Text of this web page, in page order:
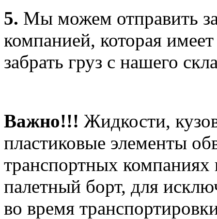
5. Мы можем отправить
компанией, которая
забрать груз с нашего
Важно!!! Жидкости,
пластиковые элементы
транспортных
палетный борт, для
во время